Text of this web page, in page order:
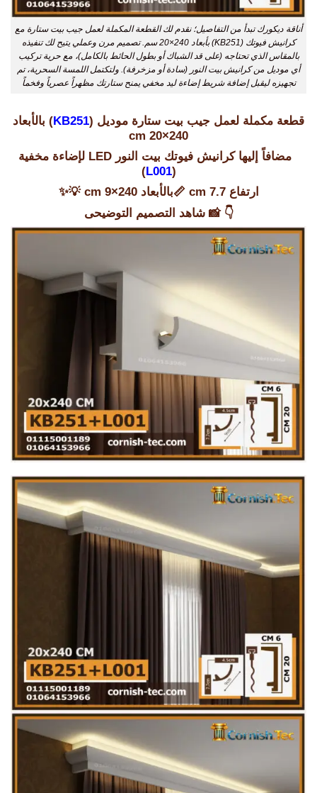
أناقة ديكورك تبدأ من التفاصيل؛ نقدم لك القطعة المكملة لعمل جيب بيت ستارة مع
كرانيش فيوتك (KB251) بأبعاد 240×20 سم. تصميم مرن وعملي يتيح لك تنفيذه
بالمقاس الذي تحتاجه (على قد الشباك أو بطول الحائط بالكامل)، مع حرية تركيب
أي موديل من كرانيش بيت النور (سادة أو مزخرفة). ولتكتمل اللمسة السحرية، تم
تجهيزه ليقبل إضافة شريط إضاءة ليد مخفي يمنح ستارتك مظهراً عصرياً وفخماً
قطعة مكملة لعمل جيب بيت ستارة موديل (KB251) بالأبعاد
240×20 cm
مضافاً إليها كرانيش فيوتك بيت النور LED لإضاءة مخفية
(
L001
)
ارتفاع 7.7 cm 📏بالأبعاد 240×9 cm 💡✨
👇 📸شاهد التصميم التوضيحى